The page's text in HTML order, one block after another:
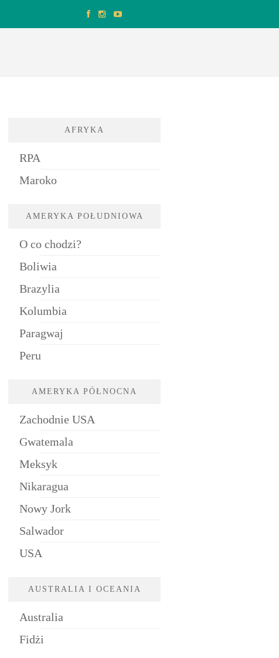
AFRYKA
RPA
Maroko
AMERYKA POŁUDNIOWA
O co chodzi?
Boliwia
Brazylia
Kolumbia
Paragwaj
Peru
AMERYKA PÓŁNOCNA
Zachodnie USA
Gwatemala
Meksyk
Nikaragua
Nowy Jork
Salwador
USA
AUSTRALIA I OCEANIA
Australia
Fidżi